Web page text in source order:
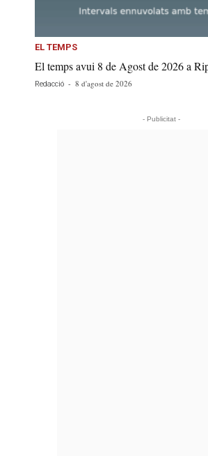
EL TEMPS
El temps avui 8 de Agost de 2026 a
Redacció - 8 d'agost de 2026
- Publicitat -